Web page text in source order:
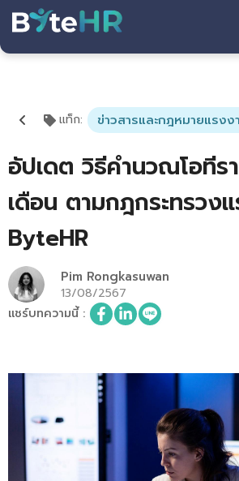
แท็ก: ข่าวสารและกฎหมายแรงง
อัปเดต วิธีคำนวณโอทีร
เดือน ตามกฎกระทรวง
ByteHR
Pim Rongkasuwan
13/08/2567
แชร์บทความนี้: